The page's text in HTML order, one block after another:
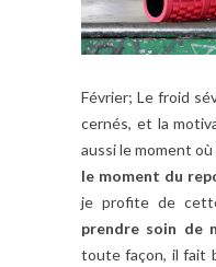
Février; Le froid
cernés, et la
aussi le moment
le moment du
je profite de
prendre soin de
toute façon, il fait